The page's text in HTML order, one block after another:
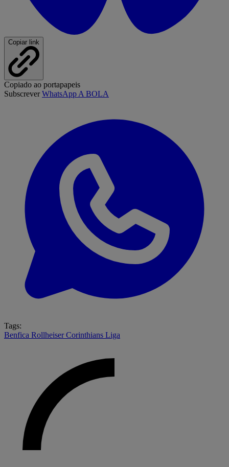
Copiar link
Copiado ao portapapeis
SubscreverWhatsApp A BOLA
Tags:
Benfica RollheiserCorinthians Liga